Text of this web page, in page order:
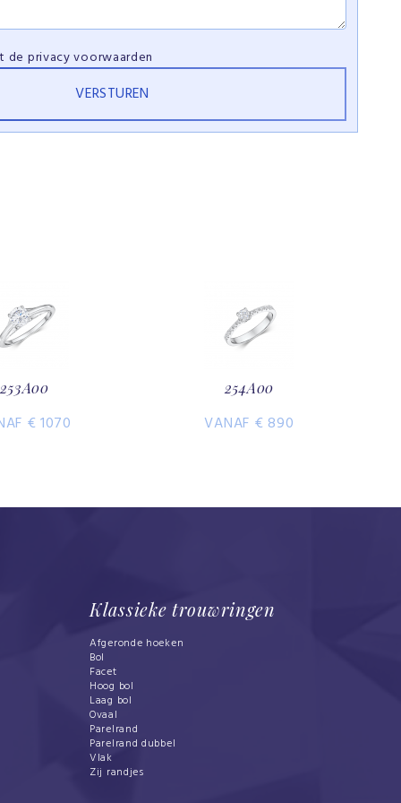
de privacy voorwaarden
253A00
€ 1070
254A00
VANAF € 890
Klassieke trouwringen
Afgeronde hoeken
Bol
Facet
Hoog bol
Laag bol
Ovaal
Parelrand
Parelrand dubbel
Vlak
Zij randjes